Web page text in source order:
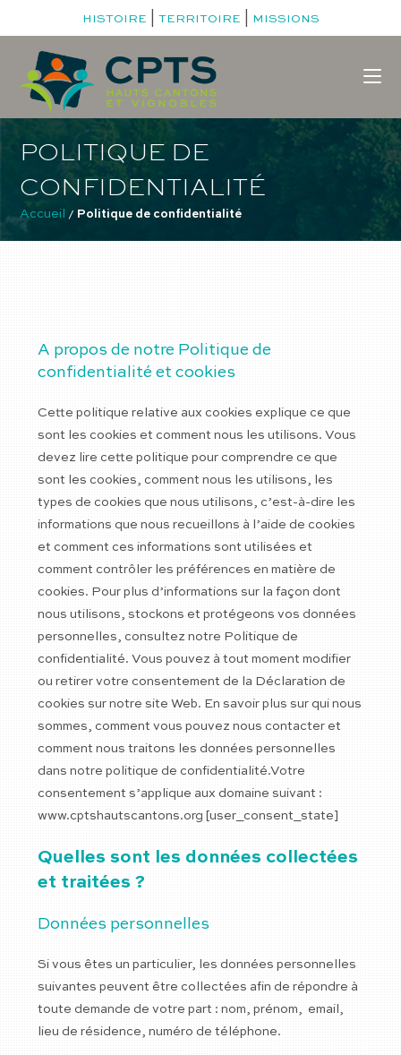
HISTOIRE TERRITOIRE MISSIONS
POLITIQUE DE
CONFIDENTIALITÉ
Accueil / Politique de confidentialité
A propos de notre Politique de
confidentialité et cookies
Cette politique relative aux cookies explique ce que
sont les cookies et comment nous les utilisons. Vous
devez lire cette politique pour comprendre ce que
sont les cookies, comment nous les utilisons, les
types de cookies que nous utilisons, c’est-à-dire les
informations que nous recueillons à l’aide de cookies
et comment ces informations sont utilisées et
comment contrôler les préférences en matière de
cookies. Pour plus d’informations sur la façon dont
nous utilisons, stockons et protégeons vos données
personnelles, consultez notre Politique de
confidentialité. Vous pouvez à tout moment modifier
ou retirer votre consentement de la Déclaration de
cookies sur notre site Web. En savoir plus sur qui nous
sommes, comment vous pouvez nous contacter et
comment nous traitons les données personnelles
dans notre politique de confidentialité.Votre
consentement s’applique aux domaine suivant :
www.cptshautscantons.org [user_consent_state]
Quelles sont les données collectées
et traitées ?
Données personnelles
Si vous êtes un particulier, les données personnelles
suivantes peuvent être collectées afin de répondre à
toute demande de votre part : nom, prénom, email,
lieu de résidence, numéro de téléphone.